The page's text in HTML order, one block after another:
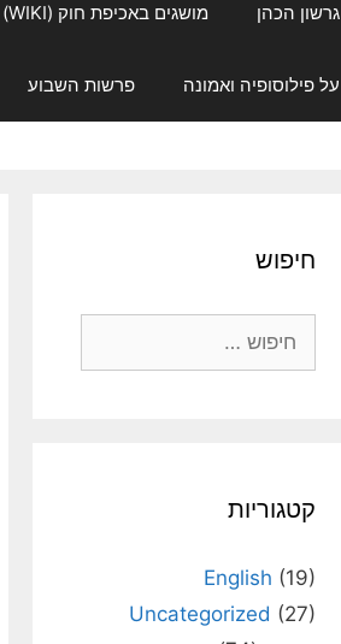
גרשון הכהן מושגים באכיפת חוק (WIKI)
על פילוסופיה ואמונה פרשות השבוע
חיפוש
קטגוריות
English (19)
Uncategorized (27)